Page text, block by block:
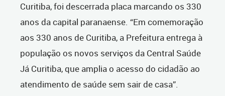
Curitiba, foi descerrada placa marcando os 330
anos da capital paranaense. “Em comemoração
aos 330 anos de Curitiba, a Prefeitura entrega à
população os novos serviços da Central Saúde
Já Curitiba, que amplia o acesso do cidadão ao
atendimento de saúde sem sair de casa”.